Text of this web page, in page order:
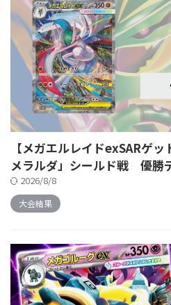
【メガエルレイドexSARゲ
メラルダ」シールド戦 優勝
2026/8/8
大会結果